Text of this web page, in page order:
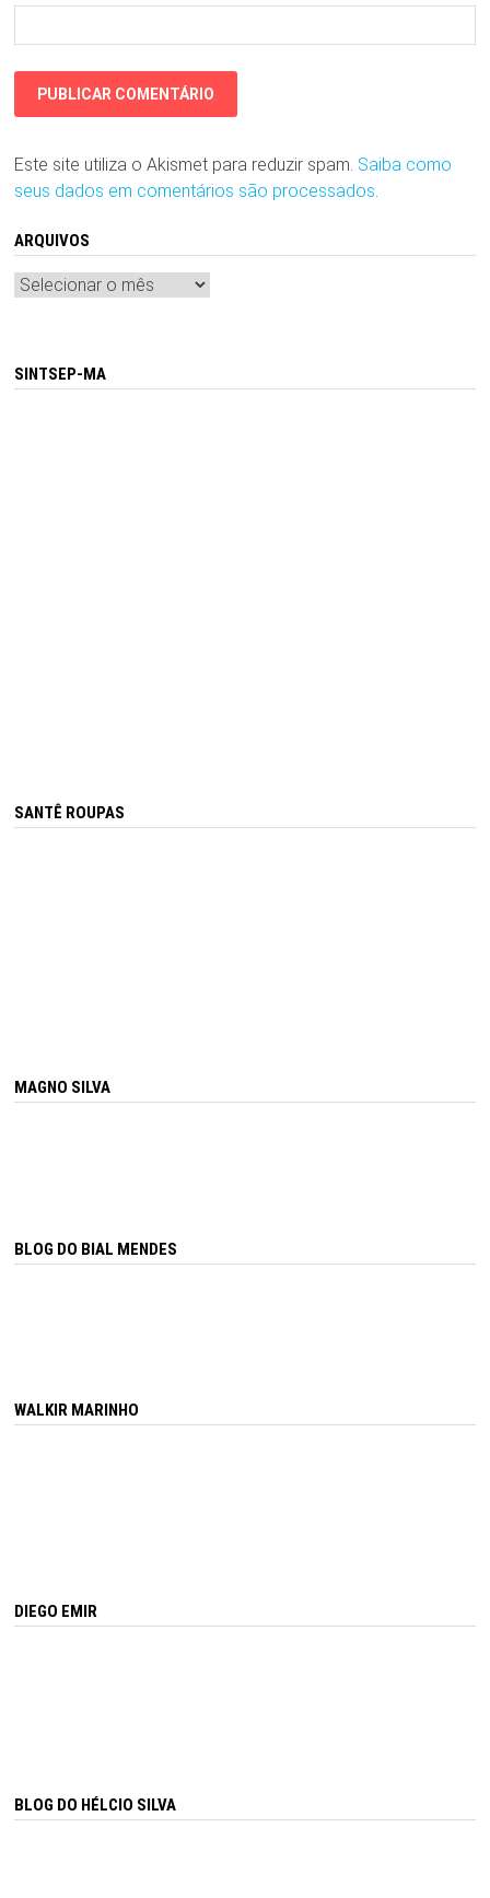
Este site utiliza o Akismet para reduzir spam. Saiba como
seus dados em comentários são processados
ARQUIVOS
Arquivos
SINTSEP-MA
SANTÊ ROUPAS
MAGNO SILVA
BLOG DO BIAL MENDES
WALKIR MARINHO
DIEGO EMIR
BLOG DO HÉLCIO SILVA